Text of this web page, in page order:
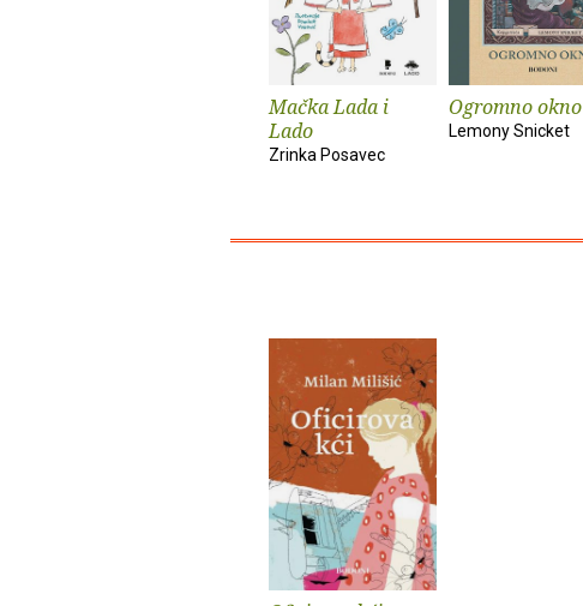
Mačka Lada i
Lado
Zrinka Posavec
Ogromno okno
Lemony Snicket